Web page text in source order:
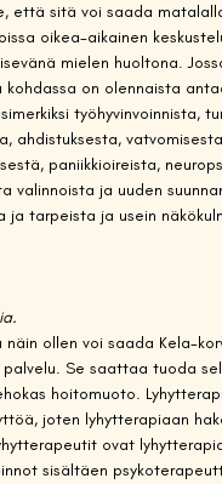
että sitä voi saada
oikea-aikainen
mielen huoltona.
on olennaista
työhyvinvoinnista,
ahdistuksesta,
paniikkioireista,
valinnoista ja uuden
tarpeista ja usein
ollen voi saada Kela-
Se saattaa tuoda
hoitomuoto.
joten lyhytterapiaan
ovat
sisältäen